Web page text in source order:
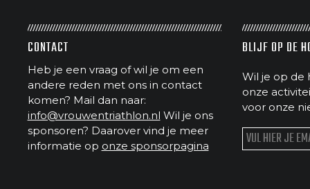
CONTACT
Heb je een vraag of wil je om een
andere reden met ons in contact
komen? Mail dan naar:
info@vrouwentriathlon.nl Wil je ons
sponsoren? Daarover vind je meer
informatie op onze sponsorpagina
BLIJF OP DE
Wil je op de
onze
voor onze